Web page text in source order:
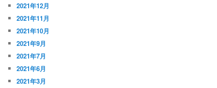
2021年12月
2021年11月
2021年10月
2021年9月
2021年7月
2021年6月
2021年3月